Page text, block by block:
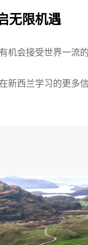
无限机遇
机会接受世界一流
新西兰学习的更多